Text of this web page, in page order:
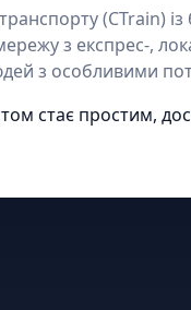
транспорту (CTrain)
з експрес-,
з особливими
стає простим,